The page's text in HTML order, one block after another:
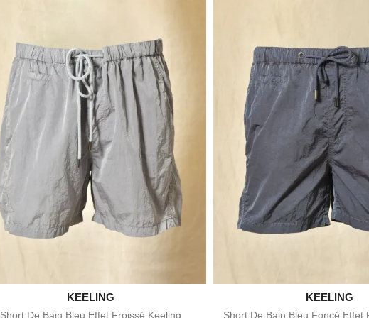
Aperçu rapide
KEELING
Short De Bain Bleu Effet Froissé Keeling
Aperçu rapide
KEELING
Short De Bain Bleu Foncé Effet